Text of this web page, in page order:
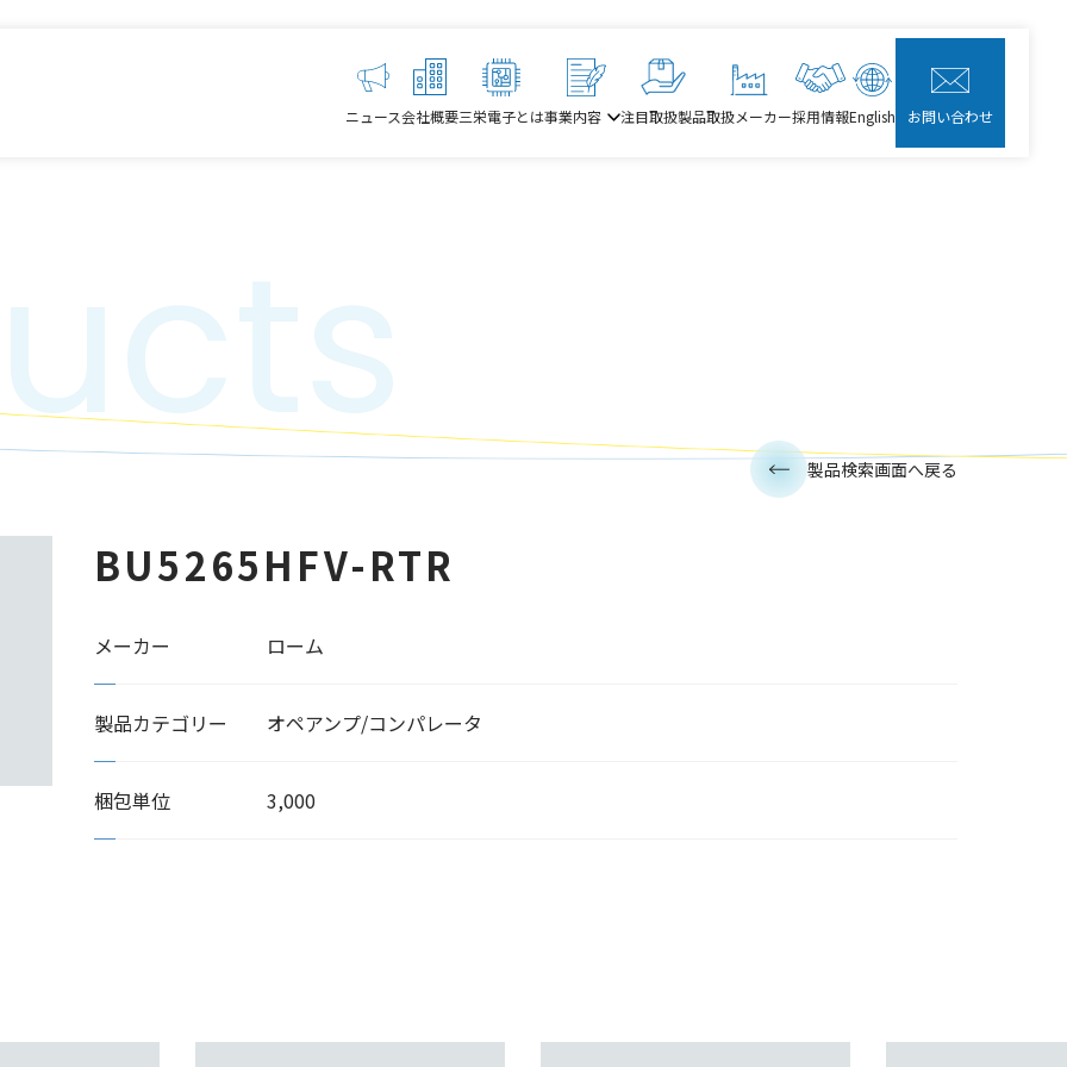
ニュース会社概要三栄電子とは事業内容 注目取扱製品取扱メーカー採用情報English お問い合わせ
BU5265HFV-RTR
メーカー ローム
製品カテゴリー オペアンプ/コンパレータ
梱包単位 3,000
製品検索画面へ戻る